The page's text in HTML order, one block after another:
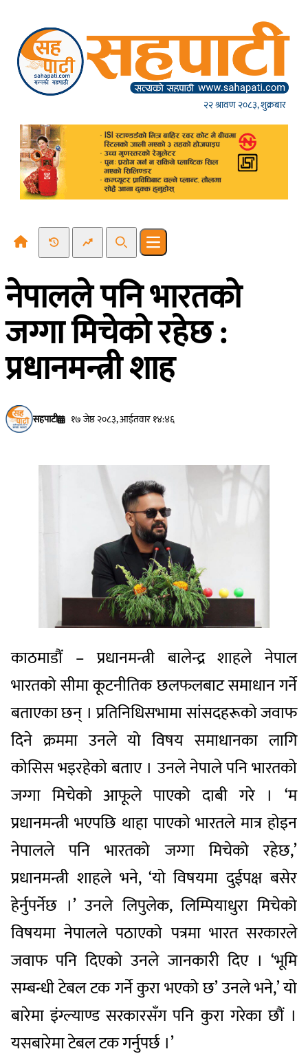
२२ श्रावण २०८३, शुक्रबार
Recent NewsTrending News
SearchOpen main menu
नेपालले पनि भारतको
जग्गा मिचेको रहेछ :
प्रधानमन्त्री शाह
सहपाटी १७ जेष्ठ २०८३, आईतवार १४:४६
काठमाडौं – प्रधानमन्त्री बालेन्द्र शाहले नेपाल
भारतको सीमा कूटनीतिक छलफलबाट समाधान गर्ने
बताएका छन् । प्रतिनिधिसभामा सांसदहरूको जवाफ
दिने क्रममा उनले यो विषय समाधानका लागि
कोसिस भइरहेको बताए । उनले नेपाले पनि भारतको
जग्गा मिचेको आफूले पाएको दाबी गरे । ‘म
प्रधानमन्त्री भएपछि थाहा पाएको भारतले मात्र होइन
नेपालले पनि भारतको जग्गा मिचेको रहेछ,’
प्रधानमन्त्री शाहले भने, ‘यो विषयमा दुईपक्ष बसेर
हेर्नुपर्नेछ ।’ उनले लिपुलेक, लिम्पियाधुरा मिचेको
विषयमा नेपालले पठाएको पत्रमा भारत सरकारले
जवाफ पनि दिएको उनले जानकारी दिए । ‘भूमि
सम्बन्धी टेबल टक गर्ने कुरा भएको छ’ उनले भने,’ यो
बारेमा इंग्ल्याण्ड सरकारसँग पनि कुरा गरेका छौं ।
यसबारेमा टेबल टक गर्नुपर्छ ।’